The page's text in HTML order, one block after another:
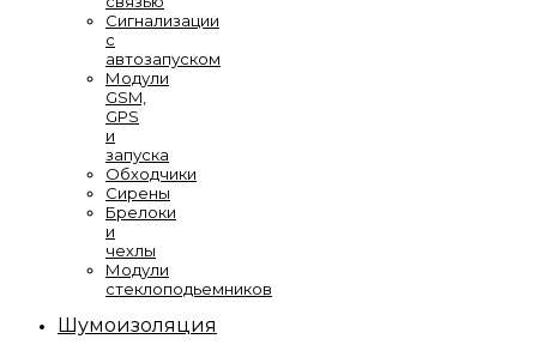
Сигнализации
с
автозапуском
Модули
GSM,
GPS
и
запуска
Обходчики
Сирены
Брелоки
и
чехлы
Модули
стеклоподьемников
Шумоизоляция